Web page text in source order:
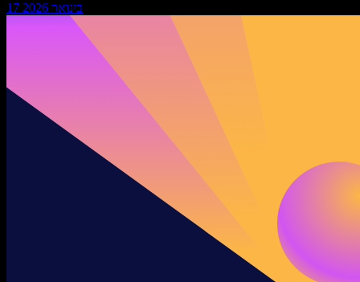
17 בינואר 2026